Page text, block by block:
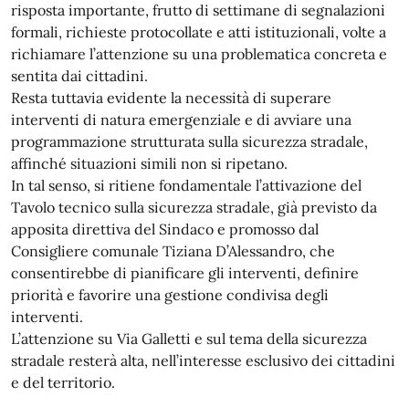
risposta importante, frutto di settimane di segnalazioni
formali, richieste protocollate e atti istituzionali, volte a
richiamare l’attenzione su una problematica concreta e
sentita dai cittadini.
Resta tuttavia evidente la necessità di superare
interventi di natura emergenziale e di avviare una
programmazione strutturata sulla sicurezza stradale,
affinché situazioni simili non si ripetano.
In tal senso, si ritiene fondamentale l’attivazione del
Tavolo tecnico sulla sicurezza stradale, già previsto da
apposita direttiva del Sindaco e promosso dal
Consigliere comunale Tiziana D’Alessandro, che
consentirebbe di pianificare gli interventi, definire
priorità e favorire una gestione condivisa degli
interventi.
L’attenzione su Via Galletti e sul tema della sicurezza
stradale resterà alta, nell’interesse esclusivo dei cittadini
e del territorio.